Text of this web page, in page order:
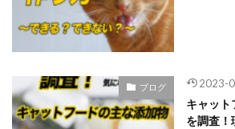
ブログ 2023-
キャット
を調査！